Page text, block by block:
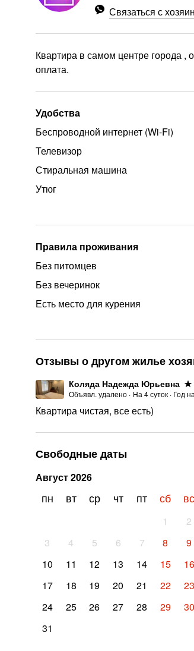
Связаться с
Квартира в самом центре города
оплата.
Удобства
Беспроводной интернет (Wi‑Fi)
Телевизор
Стиральная машина
Утюг
Правила проживания
Без питомцев
Без вечеринок
Есть место для курения
Свободные даты
Август2026
пн вт ср чт пт сб вс
1
2
3
4 5 6 7 8
9
10
11 12 13 14 15
16
17
18 19 20 21 22
23
24
25 26 27 28 29
30
31
Отзывы о другом жилье
Коляда Надежда Юрьевна
Объявл. удалено · На 4суток · Год
Квартира чистая, все есть)